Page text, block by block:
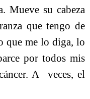
Mueve su cabeza
que tengo de
que me lo diga, lo
por todos mis
A
veces, el